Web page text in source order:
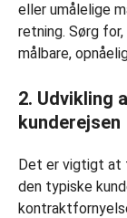
eller umålelige
retning. Sørg
målbare,
2. Udvikling
kunderejsen
Det er vigtigt at
den typiske